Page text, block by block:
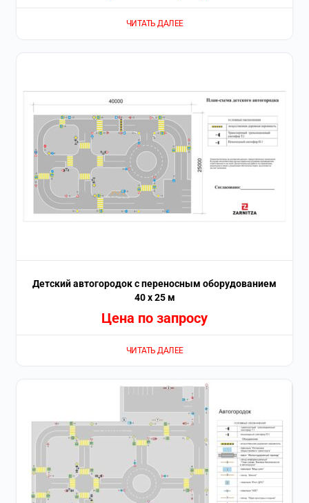
ЧИТАТЬ ДАЛЕЕ
Детский автогородок с переносным оборудованием
40 х 25 м
Цена по запросу
ЧИТАТЬ ДАЛЕЕ